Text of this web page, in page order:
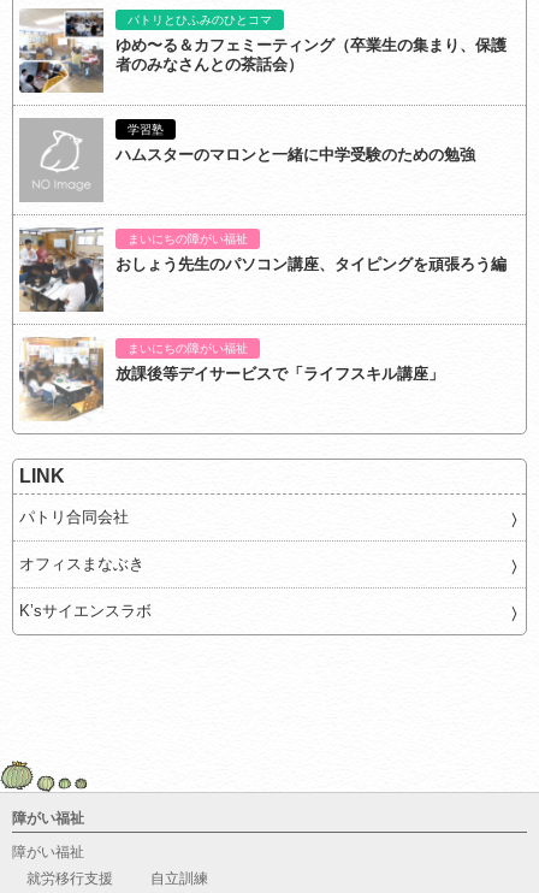
パトリとひふみのひとコマ
ゆめ〜る＆カフェミーティング（卒業生の集まり、保護
者のみなさんとの茶話会）
学習塾
ハムスターのマロンと一緒に中学受験のための勉強
まいにちの障がい福祉
おしょう先生のパソコン講座、タイピングを頑張ろう編
まいにちの障がい福祉
放課後等デイサービスで「ライフスキル講座」
LINK
パトリ合同会社
オフィスまなぶき
K’sサイエンスラボ
障がい福祉
障がい福祉
就労移行支援
自立訓練